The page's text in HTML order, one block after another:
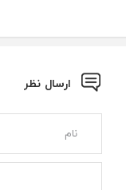
ارسال نظر